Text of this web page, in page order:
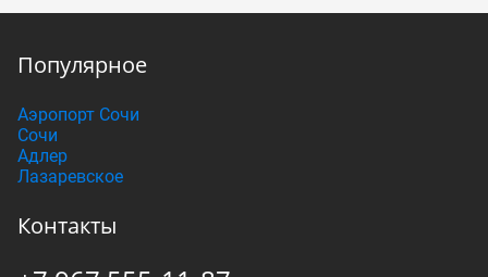
Популярное
Аэропорт Сочи
Сочи
Адлер
Лазаревское
Контакты